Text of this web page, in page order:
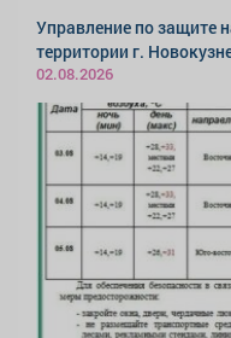
Управление по защите
территории г.
02.08.2026